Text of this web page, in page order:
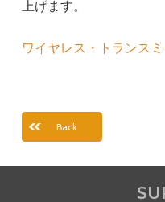
上げます。
ワイヤレス・トランス
Back